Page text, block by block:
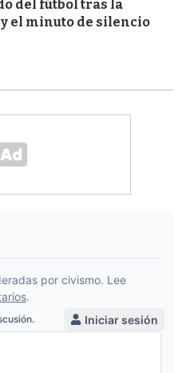
del fútbol tras la
el minuto de silencio